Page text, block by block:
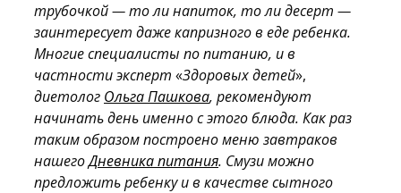
трубочкой — то ли напиток, то ли десерт —
заинтересует даже капризного в еде ребенка.
Многие специалисты по питанию, и в
частности эксперт «Здоровых детей»,
диетолог Ольга Пашкова, рекомендуют
начинать день именно с этого блюда. Как раз
таким образом построено меню завтраков
нашегоДневника питания. Смузи можно
предложить ребенку и в качестве сытного